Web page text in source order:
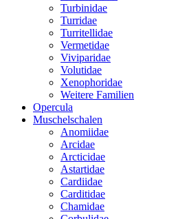
Turbinidae
Turridae
Turritellidae
Vermetidae
Viviparidae
Volutidae
Xenophoridae
Weitere Familien
Opercula
Muschelschalen
Anomiidae
Arcidae
Arcticidae
Astartidae
Cardiidae
Carditidae
Chamidae